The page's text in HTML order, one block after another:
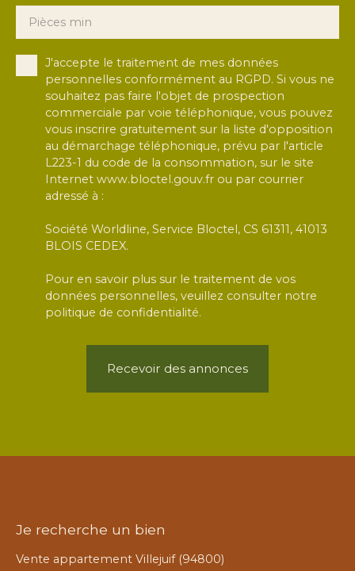
Pièces min
J'accepte le traitement de mes données
personnelles conformément au RGPD. Si vous ne
souhaitez pas faire l'objet de prospection
commerciale par voie téléphonique, vous pouvez
vous inscrire gratuitement sur la liste d'opposition
au démarchage téléphonique, prévu par l'article
L223-1 du code de la consommation, sur le site
Internet www.bloctel.gouv.fr ou par courrier
adressé à :
Société Worldline, Service Bloctel, CS 61311, 41013
BLOIS CEDEX.
Pour en savoir plus sur le traitement de vos
données personnelles, veuillez consulter notre
politique de confidentialité.
Recevoir des annonces
Je recherche un bien
Vente appartement Villejuif (94800)